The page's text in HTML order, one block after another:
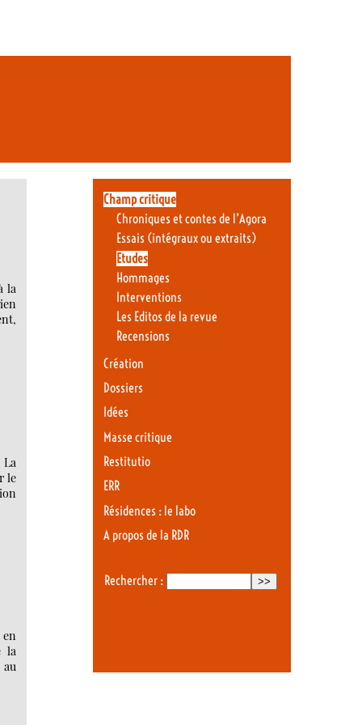
la
La
le
la
Champ critique
Chroniques et contes de l’Agora
Essais (intégraux ou extraits)
Etudes
Hommages
Interventions
Les Editos de la revue
Recensions
Création
Dossiers
Idées
Masse critique
Restitutio
ERR
Résidences : le labo
A propos de la RDR
Rechercher :